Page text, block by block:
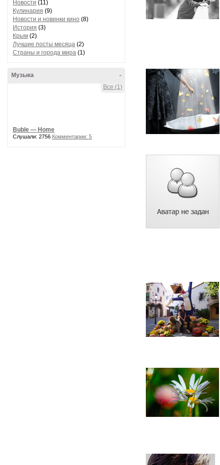
Новости (11)
Кулинария (9)
Новости и новинки кино (8)
История (3)
Крым (2)
Лучшие посты месяца (2)
Страны и города мира (1)
-
Музыка
Все (1)
Buble — Home
Слушали: 2756 Комментарии: 5